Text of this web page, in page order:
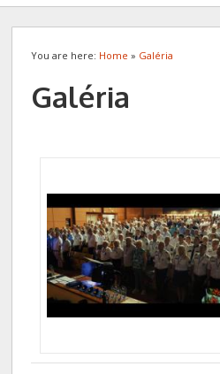
You are here: Home » Galéria
Galéria